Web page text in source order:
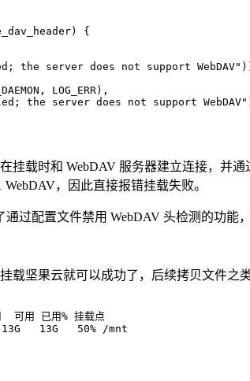
{
the server does not support
LOG_ERR),
the server does not support
挂载时和 WebDAV 服务器建立连接，并
，因此直接报错挂载失败。
过配置文件禁用 WebDAV 头检测的功能
载坚果云就可以成功了，后续拷贝文件
已用% 挂载点